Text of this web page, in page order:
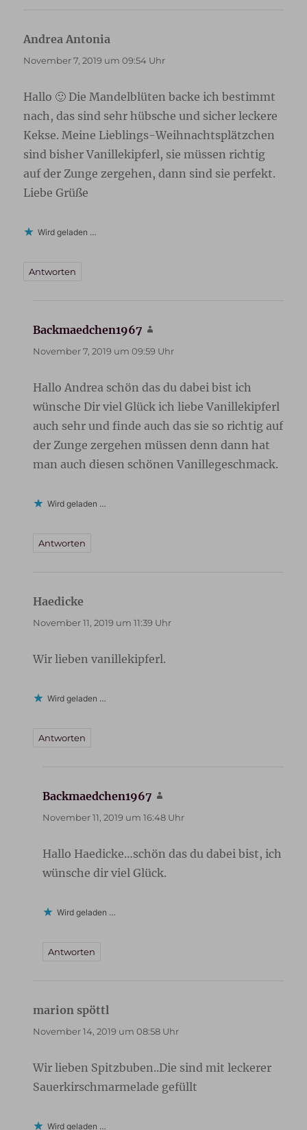
Andrea Antonia
November 7, 2019 um 09:54 Uhr
Hallo 🙂 Die Mandelblüten backe ich bestimmt
nach, das sind sehr hübsche und sicher leckere
Kekse. Meine Lieblings-Weihnachtsplätzchen
sind bisher Vanillekipferl, sie müssen richtig
auf der Zunge zergehen, dann sind sie perfekt.
Liebe Grüße
Wird geladen …
Antworten
Backmaedchen1967
November 7, 2019 um 09:59 Uhr
Hallo Andrea schön das du dabei bist ich
wünsche Dir viel Glück ich liebe Vanillekipferl
auch sehr und finde auch das sie so richtig auf
der Zunge zergehen müssen denn dann hat
man auch diesen schönen Vanillegeschmack.
Wird geladen …
Antworten
Haedicke
November 11, 2019 um 11:39 Uhr
Wir lieben vanillekipferl.
Wird geladen …
Antworten
Backmaedchen1967
November 11, 2019 um 16:48 Uhr
Hallo Haedicke…schön das du dabei bist, ich
wünsche dir viel Glück.
Wird geladen …
Antworten
marion spöttl
November 14, 2019 um 08:58 Uhr
Wir lieben Spitzbuben..Die sind mit leckerer
Sauerkirschmarmelade gefüllt
Wird geladen …